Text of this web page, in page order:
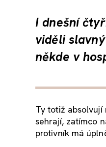
I dnešní
viděli
někde v
Ty totiž absolvují
sehrají, zatímco
protivník má